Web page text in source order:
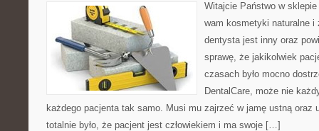
Witajcie Państwo w
wam kosmetyki naturalne
dentysta jest inny oraz
sprawę, że jakikolwiek
czasach było mocno
DentalCare, może nie
każdego pacjenta tak samo. Musi mu zajrzeć w jamę ustną oraz
totalnie było, że pacjent jest człowiekiem i ma swoje […]